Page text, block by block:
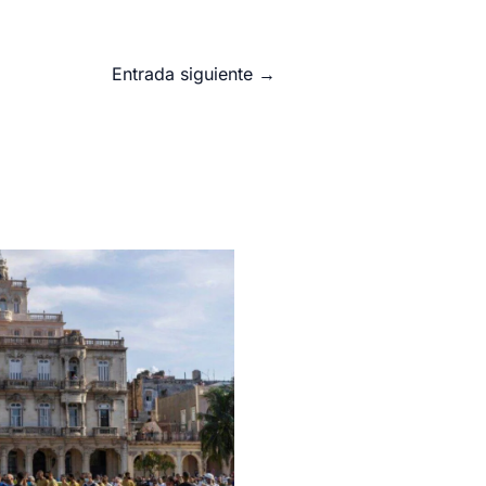
Entrada siguiente →